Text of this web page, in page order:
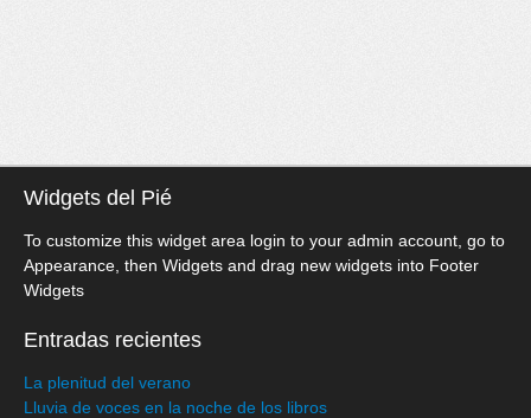
Widgets del Pié
To customize this widget area login to your admin account, go to
Appearance, then Widgets and drag new widgets into Footer
Widgets
Entradas recientes
La plenitud del verano
Lluvia de voces en la noche de los libros